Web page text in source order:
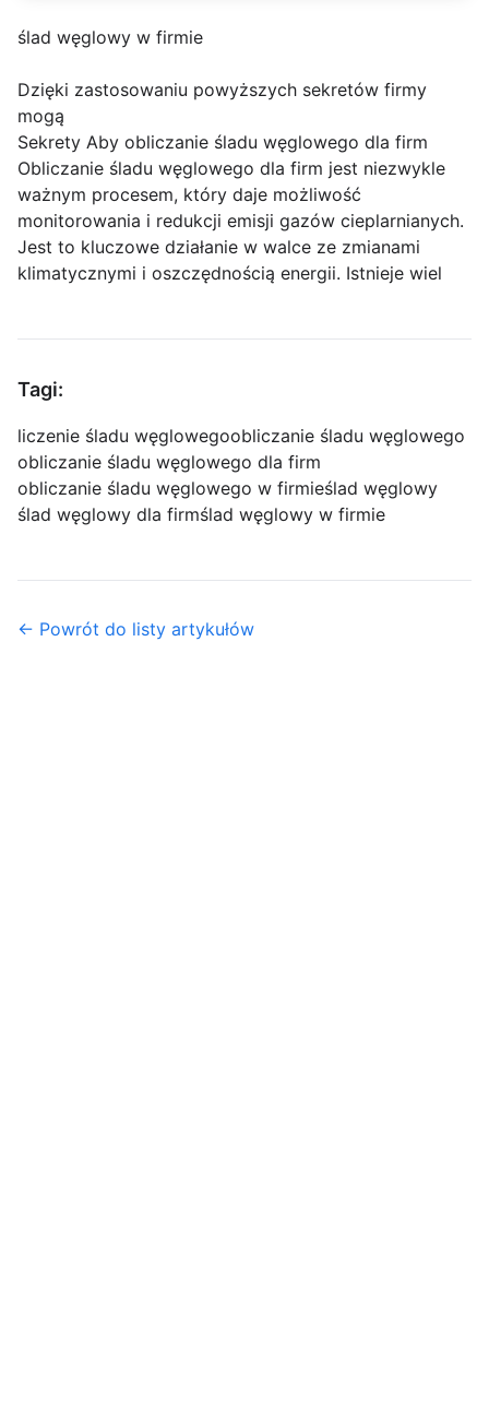
ślad węglowy w firmie
Dzięki zastosowaniu powyższych sekretów firmy
mogą
Sekrety Aby obliczanie śladu węglowego dla firm
Obliczanie śladu węglowego dla firm jest niezwykle
ważnym procesem, który daje możliwość
monitorowania i redukcji emisji gazów cieplarnianych.
Jest to kluczowe działanie w walce ze zmianami
klimatycznymi i oszczędnością energii. Istnieje wiel
Tagi:
liczenie śladu węglowegoobliczanie śladu węglowego
obliczanie śladu węglowego dla firm
obliczanie śladu węglowego w firmieślad węglowy
ślad węglowy dla firmślad węglowy w firmie
← Powrót do listy artykułów